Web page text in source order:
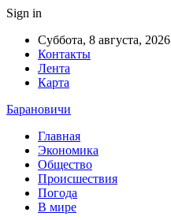
Sign in
Суббота, 8 августа, 2026
Контакты
Лента
Карта
Барановичи
Главная
Экономика
Общество
Происшествия
Погода
В мире